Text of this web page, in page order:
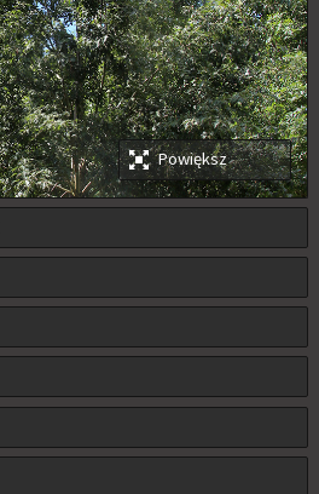
Powiększ